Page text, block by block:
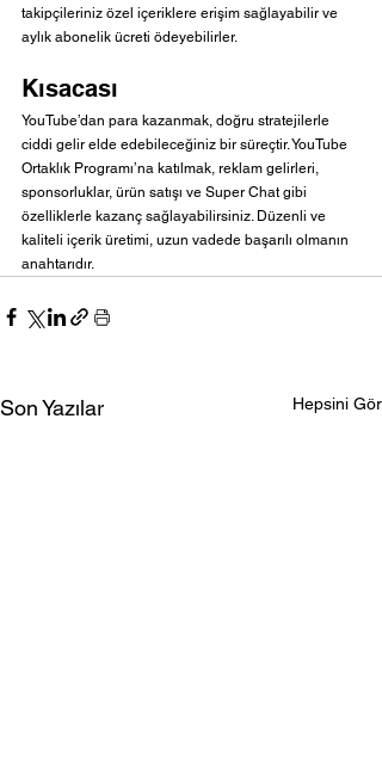
takipçileriniz özel içeriklere erişim sağlayabilir ve
aylık abonelik ücreti ödeyebilirler.
Kısacası
YouTube’dan para kazanmak, doğru stratejilerle
ciddi gelir elde edebileceğiniz bir süreçtir. YouTube
Ortaklık Programı’na katılmak, reklam gelirleri,
sponsorluklar, ürün satışı ve Super Chat gibi
özelliklerle kazanç sağlayabilirsiniz. Düzenli ve
kaliteli içerik üretimi, uzun vadede başarılı olmanın
anahtarıdır.
Son Yazılar Hepsini Gör